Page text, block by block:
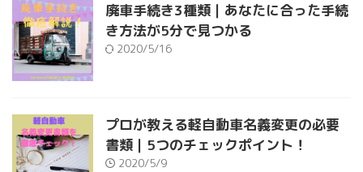
廃車手続き3種類｜あなたに合った手続
き方法が5分で見つかる
2020/5/16
プロが教える軽自動車名義変更の必要
書類｜5つのチェックポイント！
2020/5/9